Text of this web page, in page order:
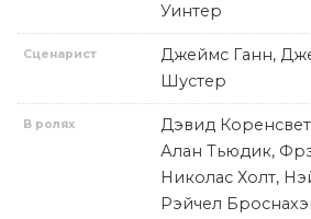
Уинтер
Сценарист
Джеймс Ганн,
Шустер
В ролях
Дэвид
Алан Тьюдик,
Николас Холт,
Рэйчел